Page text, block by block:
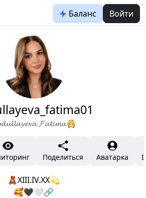
Баланс Войти
𝓕𝓪𝓽𝓲𝓶𝓪👸
Поделиться Аватарка
🧸XIII.IV.XX💫
🥰🖤🤍🔗